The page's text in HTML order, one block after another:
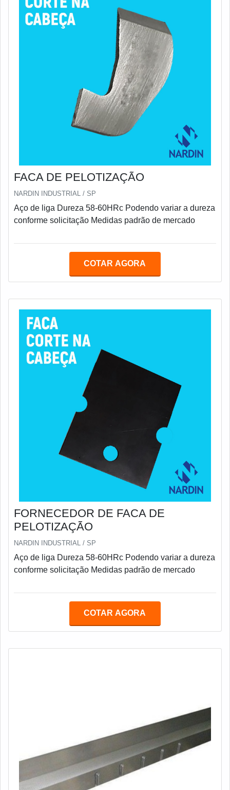
FACA DE PELOTIZAÇÃO
NARDIN INDUSTRIAL / SP
Aço de liga Dureza 58-60HRc Podendo variar a dureza
conforme solicitação Medidas padrão de mercado
COTAR AGORA
FORNECEDOR DE FACA DE
PELOTIZAÇÃO
NARDIN INDUSTRIAL / SP
Aço de liga Dureza 58-60HRc Podendo variar a dureza
conforme solicitação Medidas padrão de mercado
COTAR AGORA